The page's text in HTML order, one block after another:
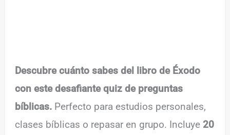
Descubre cuánto sabes del libro de Éxodo
con este desafiante quiz de preguntas
bíblicas. Perfecto para estudios personales,
clases bíblicas o repasar en grupo. Incluye20